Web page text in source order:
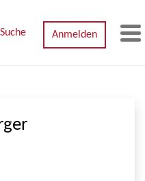
Suche Anmelden